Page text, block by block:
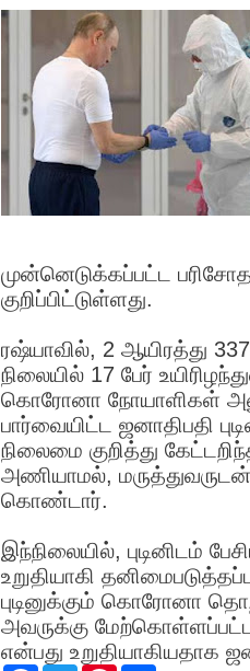
முன்னெடுக்கப்பட்ட
குறிப்பிட்டுள்ளது.
ரஷ்யாவில், 2 ஆயிரத்து
நிலையில் 17 பேர்
கொரோனா நோயாளிகள்
பார்வையிட்ட ஜனாதிபதி
நிலைமை குறித்து
அணியாமல்,
கொண்டார்.
இந்நிலையில், புடினிடம்
உறுதியாகி
புடினுக்கும் கொரோனா
அவருக்கு
என்பது உறுதியாகியதாக